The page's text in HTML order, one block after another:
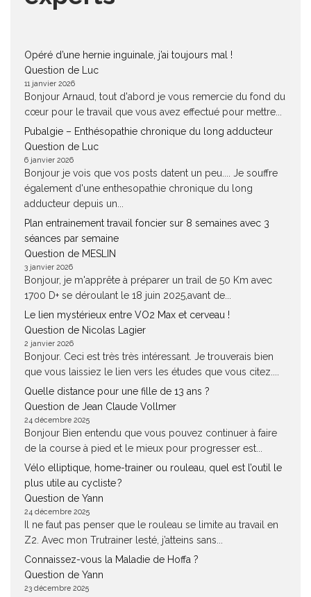
Opéré d’une hernie inguinale, j’ai toujours mal !
Question de Luc
11 janvier 2026
Bonjour Arnaud, tout d'abord je vous remercie du fond du
cœur pour le travail que vous avez effectué pour mettre...
Pubalgie – Enthésopathie chronique du long adducteur
Question de Luc
6 janvier 2026
Bonjour je vois que vos posts datent un peu.... Je souffre
également d'une enthesopathie chronique du long
adducteur depuis un...
Plan entrainement travail foncier sur 8 semaines avec 3
séances par semaine
Question de MESLIN
3 janvier 2026
Bonjour, je m'apprête à préparer un trail de 50 Km avec
1700 D+ se déroulant le 18 juin 2025,avant de...
Le lien mystérieux entre VO2 Max et cerveau !
Question de Nicolas Lagier
2 janvier 2026
Bonjour. Ceci est très très intéressant. Je trouverais bien
que vous laissiez le lien vers les études que vous citez....
Quelle distance pour une fille de 13 ans ?
Question de Jean Claude Vollmer
24 décembre 2025
Bonjour Bien entendu que vous pouvez continuer à faire
de la course à pied et le mieux pour progresser est...
Vélo elliptique, home-trainer ou rouleau, quel est l’outil le
plus utile au cycliste ?
Question de Yann
24 décembre 2025
Il ne faut pas penser que le rouleau se limite au travail en
Z2. Avec mon Trutrainer lesté, j’atteins sans...
Connaissez-vous la Maladie de Hoffa ?
Question de Yann
23 décembre 2025